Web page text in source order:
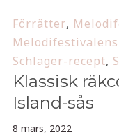
Förrätter,
Schlager-recept,
Klassisk
Island-sås
8 mars, 2022